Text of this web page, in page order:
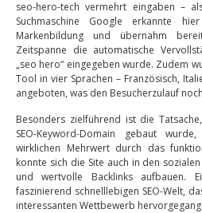
seo-hero-tech vermehrt eingaben –
Suchmaschine Google erkannte
Markenbildung und übernahm
Zeitspanne die automatische
„seo hero“ eingegeben wurde. Zudem
Tool in vier Sprachen – Französisch,
angeboten, was den Besucherzulauf
Besonders zielführend ist die
SEO-Keyword-Domain gebaut
wirklichen Mehrwert durch das
konnte sich die Site auch in den
und wertvolle Backlinks aufbauen.
faszinierend schnelllebigen SEO-Welt,
interessanten Wettbewerb